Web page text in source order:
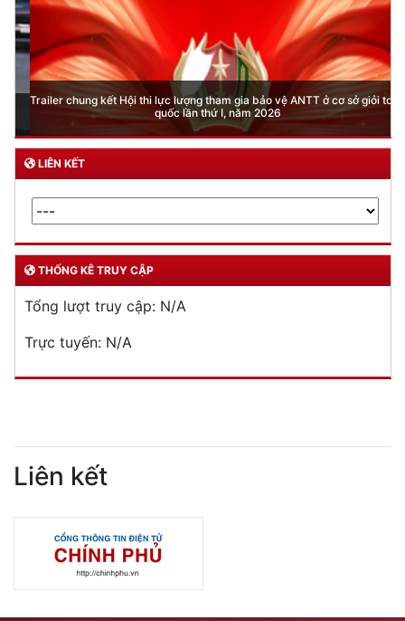
Trailer chung kết Hội thi lực lượng tham gia bảo vệ ANTT ở cơ sở giỏi toàn
quốc lần thứ I, năm 2026
LIÊN KẾT
THỐNG KÊ TRUY CẬP
Tổng lượt truy cập: N/A
Trực tuyến: N/A
Liên kết